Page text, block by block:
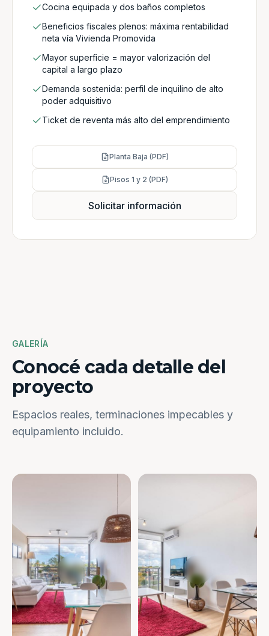
Cocina equipada y dos baños completos
Beneficios fiscales plenos: máxima rentabilidad
neta vía Vivienda Promovida
Mayor superficie = mayor valorización del
capital a largo plazo
Demanda sostenida: perfil de inquilino de alto
poder adquisitivo
Ticket de reventa más alto del emprendimiento
Planta Baja (PDF)
Pisos 1 y 2 (PDF)
Solicitar información
GALERÍA
Conocé cada detalle del
proyecto
Espacios reales, terminaciones impecables y
equipamiento incluido.